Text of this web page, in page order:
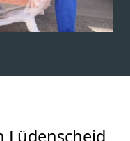
Lüdenscheid